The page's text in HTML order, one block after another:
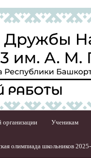
организации Ученикам
олимпиада школьников